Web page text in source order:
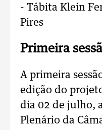
- Tábita Klein
Pires
Primeira
A primeira
edição do
dia 02 de julho,
Plenário da